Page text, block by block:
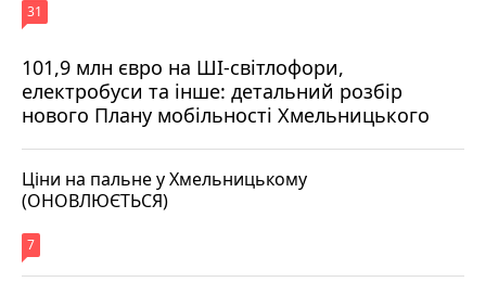
101,9 млн євро на ШІ-світлофори,
електробуси та інше: детальний розбір
нового Плану мобільності Хмельницького
31
Ціни на пальне у Хмельницькому
(ОНОВЛЮЄТЬСЯ)
7